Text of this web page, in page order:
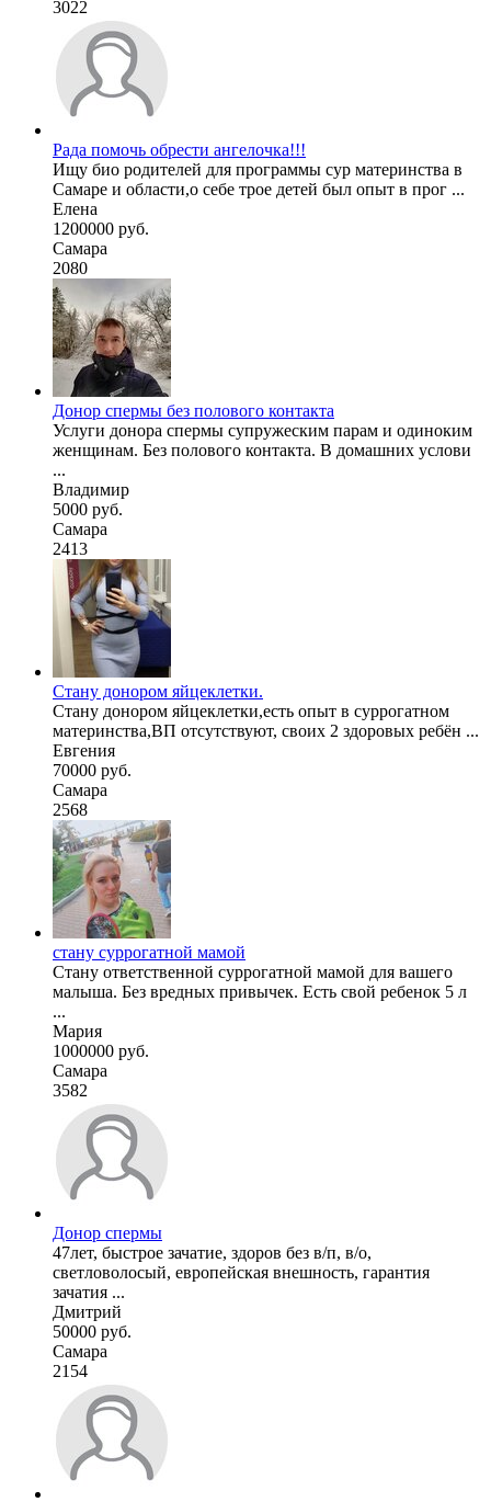
3022
Рада помочь обрести ангелочка!!!
Ищу био родителей для программы сур материнства в
Самаре и области,о себе трое детей был опыт в прог ...
Елена
1200000 руб.
Самара
2080
Донор спермы без полового контакта
Услуги донора спермы супружеским парам и одиноким
женщинам. Без полового контакта. В домашних услови
...
Владимир
5000 руб.
Самара
2413
Стану донором яйцеклетки.
Стану донором яйцеклетки,есть опыт в суррогатном
материнства,ВП отсутствуют, своих 2 здоровых ребён ...
Евгения
70000 руб.
Самара
2568
стану суррогатной мамой
Стану ответственной суррогатной мамой для вашего
малыша. Без вредных привычек. Есть свой ребенок 5 л
...
Мария
1000000 руб.
Самара
3582
Донор спермы
47лет, быстрое зачатие, здоров без в/п, в/о,
светловолосый, европейская внешность, гарантия
зачатия ...
Дмитрий
50000 руб.
Самара
2154